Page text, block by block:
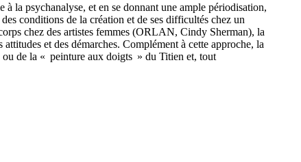
la psychanalyse, et en se donnant une ample périodisation,
conditions de la création et de ses difficultés chez un
chez des artistes femmes (ORLAN, Cindy Sherman), la
et des démarches. Complément à cette approche, la
ou de la « peinture aux doigts » du Titien et, tout